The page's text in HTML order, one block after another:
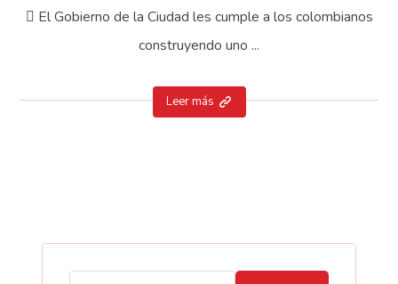
 El Gobierno de la Ciudad les cumple a los colombianos
construyendo uno ...
Leer más